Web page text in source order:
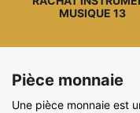
MUSIQUE 13
Pièce monnaie
Une pièce monnaie est